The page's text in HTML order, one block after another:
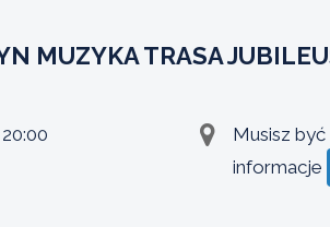
MUZYKA TRASA
Musisz
informacje